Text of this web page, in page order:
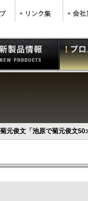
元俊文「池原で菊元俊文